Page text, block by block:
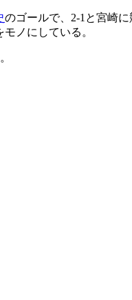
のゴールで、2-1と宮崎
ノにしている。